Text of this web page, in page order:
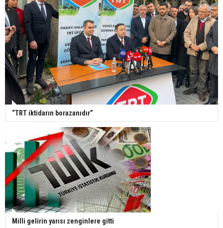
“TRT iktidarın borazanıdır”
Milli gelirin yarısı zenginlere gitti